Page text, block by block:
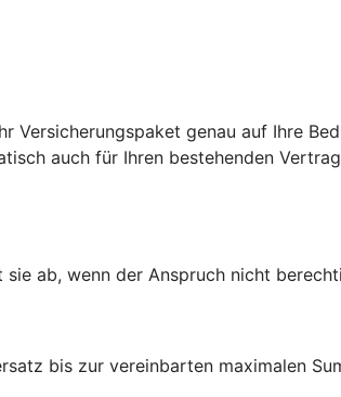
Versicherungspaket genau auf Ihre
auch für Ihren bestehenden
ab, wenn der Anspruch nicht
bis zur vereinbarten maximalen